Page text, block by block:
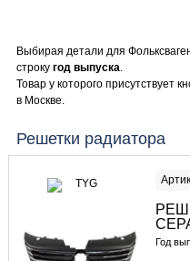
Выбирая детали для
строку год выпуска.
Товар у которого присутствует
в Москве.
Решетки радиатора
Год